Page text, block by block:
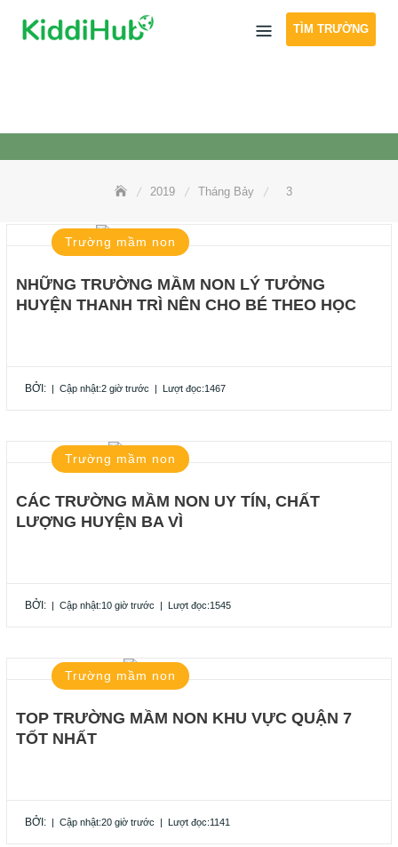
TÌM TRƯỜNG
2019 Tháng Bảy 3
Trường mầm non
NHỮNG TRƯỜNG MẦM NON LÝ TƯỞNG
HUYỆN THANH TRÌ NÊN CHO BÉ THEO HỌC
BỞI: | Cập nhật:2 giờ trước | Lượt đọc:1467
Trường mầm non
CÁC TRƯỜNG MẦM NON UY TÍN, CHẤT
LƯỢNG HUYỆN BA VÌ
BỞI: | Cập nhật:10 giờ trước | Lượt đọc:1545
Trường mầm non
TOP TRƯỜNG MẦM NON KHU VỰC QUẬN 7
TỐT NHẤT
BỞI: | Cập nhật:20 giờ trước | Lượt đọc:1141